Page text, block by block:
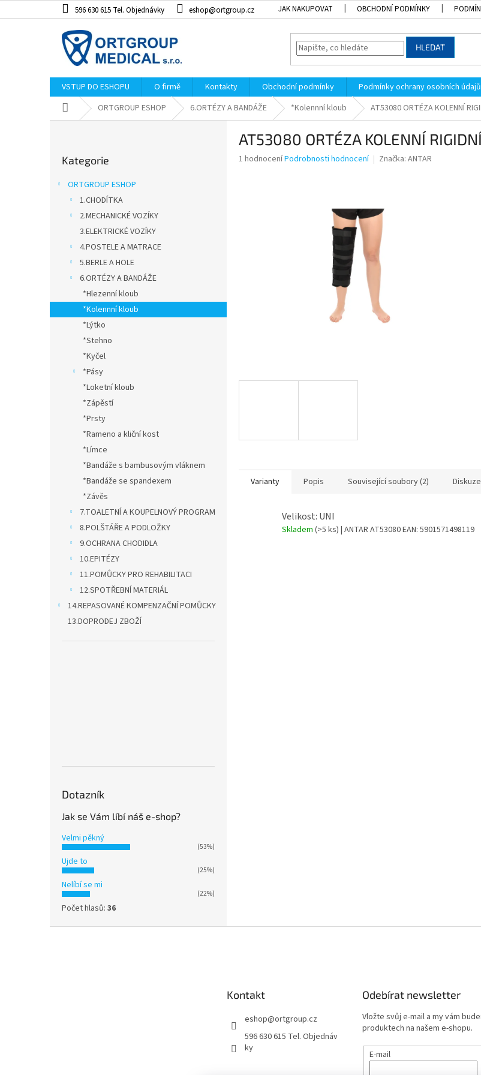
na
596 630 615 Tel. Objednávky eshop@ortgroup.cz JAK NAKUPOVAT OBCHODNÍ PODMÍNKY
HLEDAT
VSTUP DO ESHOPU O firmě Kontakty Obchodní podmínky Podmínky ochrany osobních údajů
Domů ORTGROUP ESHOP 6.ORTÉZY A BANDÁŽE *Kolennní kloub AT53080 ORTÉZA KOLENNÍ
l
kategorie
Kategorie
ORTGROUP ESHOP
1.CHODÍTKA
2.MECHANICKÉ VOZÍKY
3.ELEKTRICKÉ VOZÍKY
4.POSTELE A MATRACE
5.BERLE A HOLE
6.ORTÉZY A BANDÁŽE
*Hlezenní kloub
*Kolennní kloub
*Lýtko
*Stehno
*Kyčel
*Pásy
*Loketní kloub
*Zápěstí
*Prsty
*Rameno a kliční kost
*Límce
*Bandáže s bambusovým vláknem
*Bandáže se spandexem
*Závěs
7.TOALETNÍ A KOUPELNOVÝ PROGRAM
8.POLŠTÁŘE A PODLOŽKY
9.OCHRANA CHODIDLA
10.EPITÉZY
11.POMŮCKY PRO REHABILITACI
12.SPOTŘEBNÍ MATERIÁL
14.REPASOVANÉ KOMPENZAČNÍ POMŮCKY
13.DOPRODEJ ZBOŽÍ
Dotazník
Jak se Vám líbí náš e-shop?
Velmi pěkný
(53%)
Ujde to
(25%)
Nelíbí se mi
(22%)
Počet hlasů: 36
AT53080 ORTÉZA KOLENNÍ RIGIDNÍ
Průměrné
1 hodnoceníPodrobnosti hodnocení Značka: ANTAR
Varianty Popis Související soubory (2) Diskuze
Velikost: UNI
Skladem (>5 ks) | ANTAR AT53080EAN: 5901571498119
Kontakt
eshop@ortgroup.cz
596 630 615 Tel. Objednáv
ky
Odebírat newsletter
Vložte svůj e-mail a my vám
produktech na našem e-shopu.
E-mail